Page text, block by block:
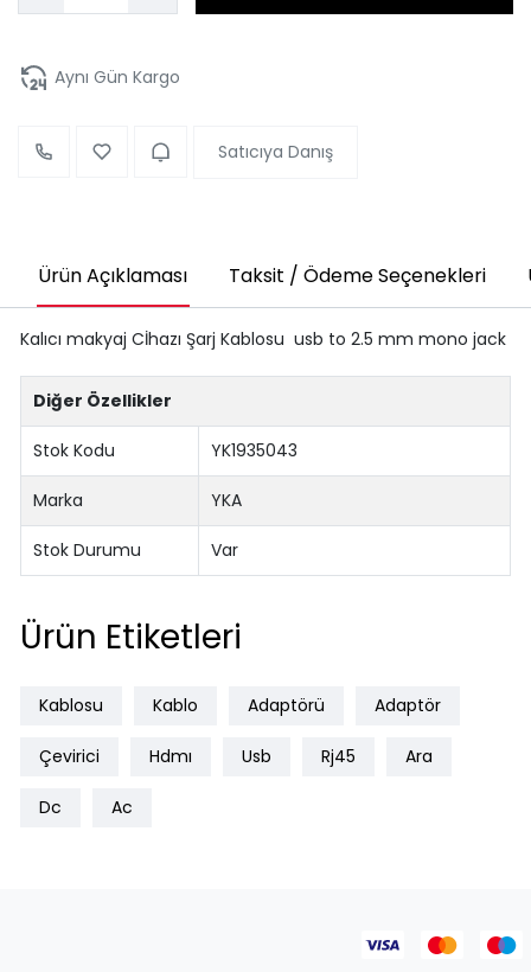
Aynı Gün Kargo
Satıcıya Danış
Ürün Açıklaması Taksit / Ödeme Seçenekleri
Kalıcı makyaj Cİhazı Şarj Kablosu usb to 2.5 mm mono jack
Diğer Özellikler
Stok Kodu YK1935043
Marka YKA
Stok Durumu Var
Ürün Etiketleri
Kablosu Kablo Adaptörü Adaptör
Çevirici Hdmı Usb Rj45 Ara
Dc Ac